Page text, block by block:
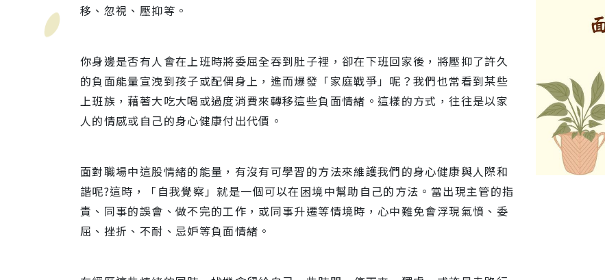
移、忽視、壓抑等。
你身邊是否有人會在上班時將委屈全吞到肚子裡，卻在下班回家後，將壓抑了許久
的負面能量宣洩到孩子或配偶身上，進而爆發「家庭戰爭」呢？我們也常看到某些
上班族，藉著大吃大喝或過度消費來轉移這些負面情緒。這樣的方式，往往是以家
人的情感或自己的身心健康付出代價。
面對職場中這股情緒的能量，有沒有可學習的方法來維護我們的身心健康與人際和
諧呢?這時，「自我覺察」就是一個可以在困境中幫助自己的方法。當出現主管的指
責、同事的誤會、做不完的工作，或同事升遷等情境時，心中難免會浮現氣憤、委
屈、挫折、不耐、忌妒等負面情緒。